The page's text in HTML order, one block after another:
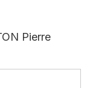
Pierre